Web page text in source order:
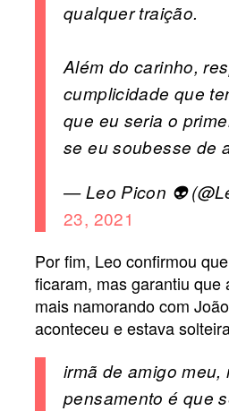
qualquer traição.
Além do carinho,
cumplicidade que
que eu seria o
se eu soubesse de
— Leo Picon 👽
23, 2021
Por fim, Leo confirmou
ficaram, mas garantiu que
mais namorando com
aconteceu e estava
irmã de amigo meu,
pensamento é que